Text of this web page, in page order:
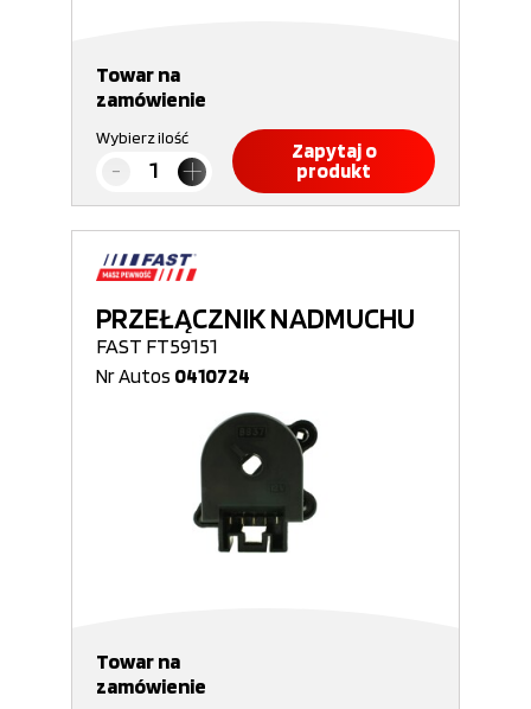
Towar na
zamówienie
Wybierz ilość
Zapytaj o
produkt
PRZEŁĄCZNIK NADMUCHU
FAST FT59151
Nr Autos 0410724
Towar na
zamówienie